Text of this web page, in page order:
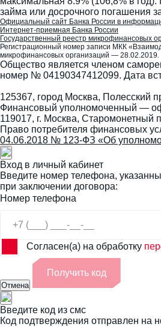
займа или досрочного погашения
Официальный сайт Банка России в
Интернет-приемная Банка России
Государственный реестр микрофинансовых
Регистрационный номер записи МКК
микрофинансовых организаций — 28.02.2019.
Общество является членом
номер № 04190347412099. Дата
125367, город Москва, Полесский
Финансовый уполномоченный —
119017, г. Москва, Старомонетный
Право потребителя финансовых
04.06.2018 № 123-ФЗ «Об
Вход в личный кабинет
Введите номер телефона,
при заключении договора:
Номер телефона
Согласен(а) на обработку
Отмена
Получить код
Введите код из смс
Код подтверждения отправлен на